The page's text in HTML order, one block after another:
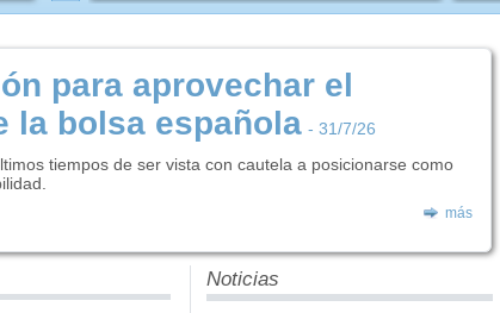
para aprovechar el
la bolsa española - 31/7/26
tiempos de ser vista con cautela a posicionarse como
más
Noticias